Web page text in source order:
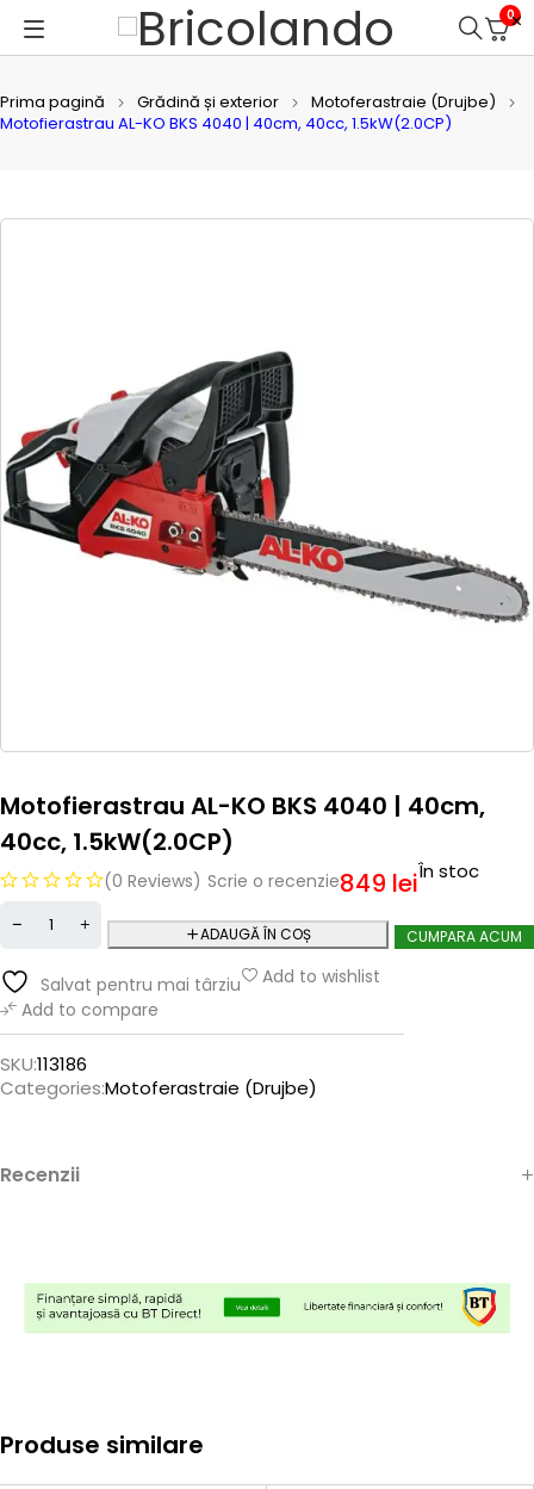
0
Prima pagină Grădină și exterior
Motoferastraie (Drujbe)
Motofierastrau AL-KO BKS 4040 | 40cm, 40cc, 1.5kW(2.0CP)
Motofierastrau AL-KO BKS 4040 | 40cm,
40cc, 1.5kW(2.0CP)
(0 Reviews) Scrie o recenzie849 leiÎn stoc
ADAUGĂ ÎN COȘ CUMPARA ACUM
Salvat pentru mai târziu
Add to wishlist
Add to compare
SKU:113186
Categories:Motoferastraie (Drujbe)
Recenzii
Produse similare